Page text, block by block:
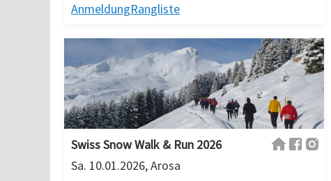
AnmeldungRangliste
Swiss Snow Walk & Run 2026
Sa. 10.01.2026, Arosa